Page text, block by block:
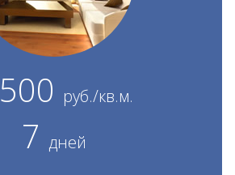
500 руб./кв.м.
7 дней